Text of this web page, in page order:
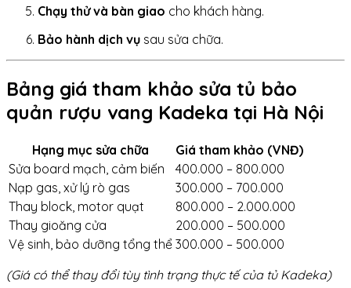
Chạy thử và bàn giao cho khách hàng.
Bảo hành dịch vụ sau sửa chữa.
Bảng giá tham khảo sửa tủ bảo
quản rượu vang Kadeka tại Hà Nội
Hạng mục sửa chữa
Giá tham khảo (VNĐ)
Sửa board mạch, cảm biến
400.000 – 800.000
Nạp gas, xử lý rò gas
300.000 – 700.000
Thay block, motor quạt
800.000 – 2.000.000
Thay gioăng cửa
200.000 – 500.000
Vệ sinh, bảo dưỡng tổng thể 300.000 – 500.000
(Giá có thể thay đổi tùy tình trạng thực tế của tủ Kadeka)